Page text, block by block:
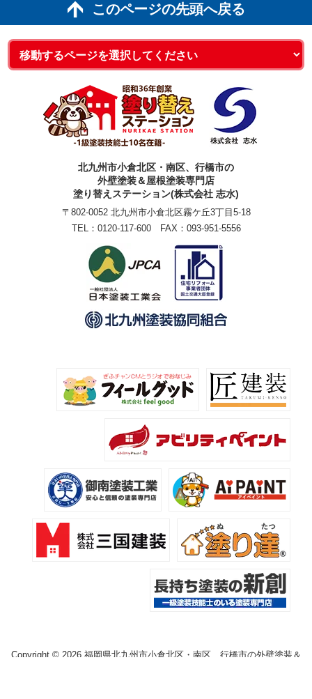
このページの先頭へ戻る
北九州市小倉北区・南区、行橋市の
外壁塗装＆屋根塗装専門店
塗り替えステーション(株式会社 志水)
〒802-0052 北九州市小倉北区霧ケ丘3丁目5-18
TEL： 0120-117-600FAX：093-951-5556
Copyright © 2026 福岡県北九州市小倉北区・南区、行橋市の外壁塗装＆